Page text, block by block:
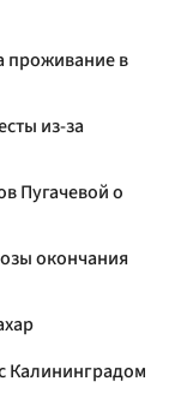
проживание в
из-за
Пугачевой о
окончания
Калининградом